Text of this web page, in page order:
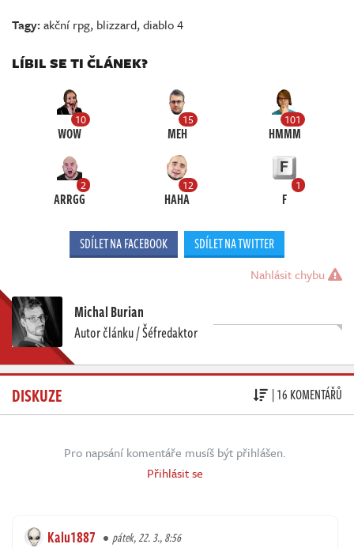
Tagy:akční rpg, blizzard,diablo 4
LÍBIL SE TI ČLÁNEK?
10
WOW
15
MEH
101
HMMM
2
ARRGG
12
HAHA
1
F
SDÍLET NA FACEBOOK SDÍLET NA TWITTER
Nahlásit chybu
Michal Burian
Autor článku / Šéfredaktor
DISKUZE | 16 KOMENTÁŘŮ
Pro napsání komentáře musíš být přihlášen.
Přihlásit se
Kalu1887 pátek, 22. 3., 8:56